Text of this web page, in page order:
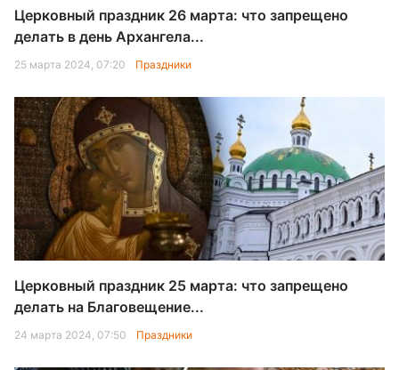
Церковный праздник 26 марта: что запрещено
делать в день Архангела...
25 марта 2024, 07:20 Праздники
Церковный праздник 25 марта: что запрещено
делать на Благовещение...
24 марта 2024, 07:50 Праздники